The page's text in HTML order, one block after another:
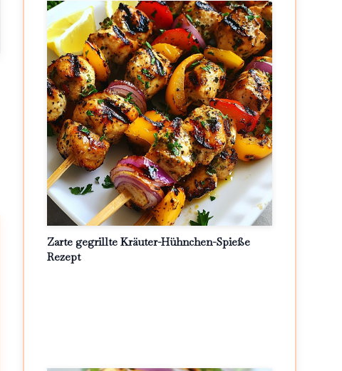
Zarte gegrillte Kräuter-Hühnchen-Spieße
Rezept